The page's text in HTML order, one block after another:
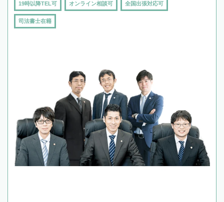
19時以降TEL可 オンライン相談可 全国出張対応可
司法書士在籍